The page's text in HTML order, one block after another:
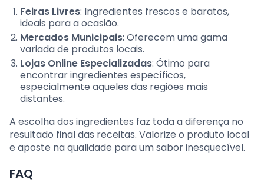
Feiras Livres: Ingredientes frescos e baratos,
ideais para a ocasião.
Mercados Municipais: Oferecem uma gama
variada de produtos locais.
Lojas Online Especializadas: Ótimo para
encontrar ingredientes específicos,
especialmente aqueles das regiões mais
distantes.
A escolha dos ingredientes faz toda a diferença no
resultado final das receitas. Valorize o produto local
e aposte na qualidade para um sabor inesquecível.
FAQ